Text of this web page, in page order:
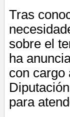
Tras
sobre el
ha
con cargo
para